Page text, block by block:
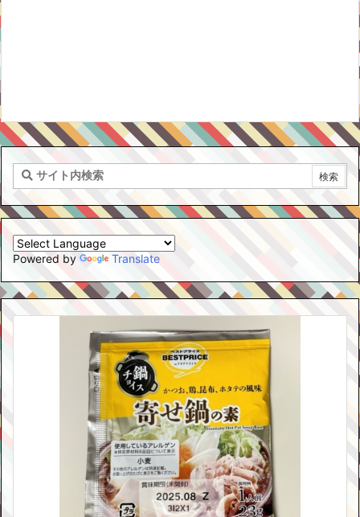
Powered by Translate